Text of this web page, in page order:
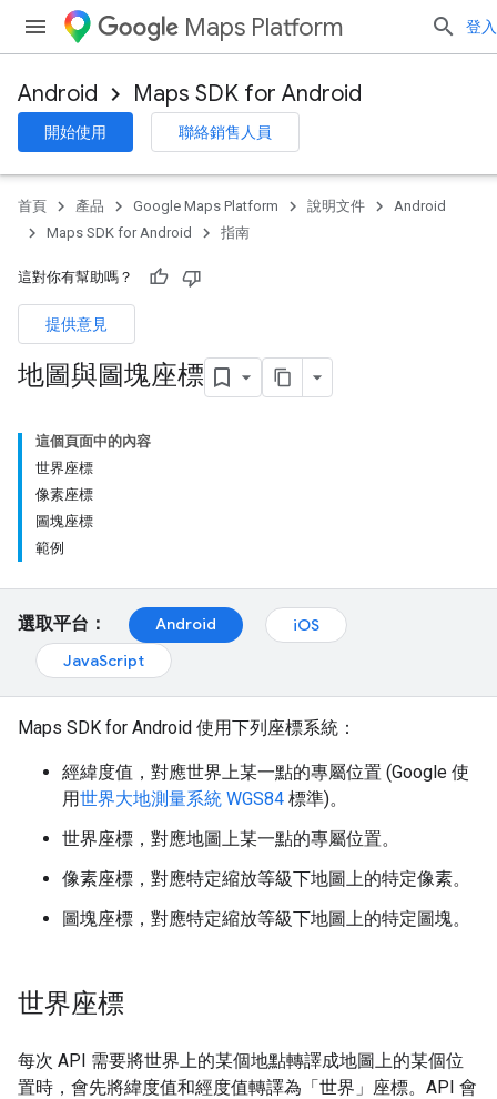
Maps Platform 登入
Android Maps SDK for Android
開始使用 聯絡銷售人員
首頁 產品 Google Maps Platform 說明文件
Android
Maps SDK for Android
指南
這對你有幫助嗎？
提供意見
地圖與圖塊座標
這個頁面中的內容
世界座標
像素座標
圖塊座標
範例
選取平台： Android
iOS
JavaScript
Maps SDK for Android 使用下列座標系統：
經緯度值，對應世界上某一點的專屬位置 (Google 使
用世界大地測量系統 WGS84 標準)。
世界座標，對應地圖上某一點的專屬位置。
像素座標，對應特定縮放等級下地圖上的特定像素。
圖塊座標，對應特定縮放等級下地圖上的特定圖塊。
世界座標
每次 API 需要將世界上的某個地點轉譯成地圖上的某個位
置時，會先將緯度值和經度值轉譯為「世界」座標。API 會